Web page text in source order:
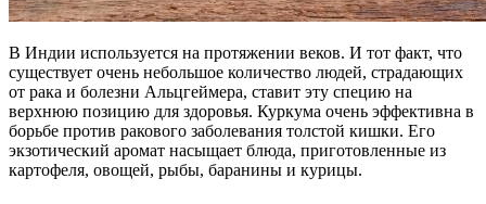
В Индии используется на протяжении веков. И тот факт, что
существует очень небольшое количество людей, страдающих
от рака и болезни Альцгеймера, ставит эту специю на
верхнюю позицию для здоровья. Куркума очень эффективна в
борьбе против ракового заболевания толстой кишки. Его
экзотический аромат насыщает блюда, приготовленные из
картофеля, овощей, рыбы, баранины и курицы.